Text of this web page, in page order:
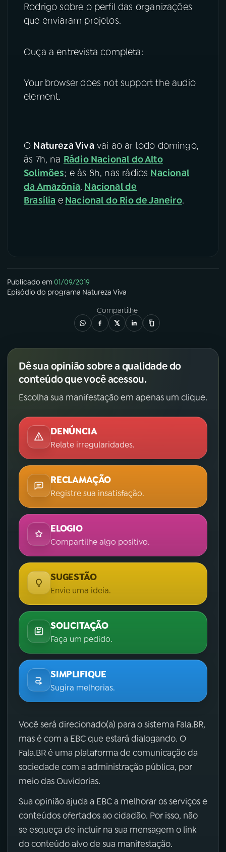
Rodrigo sobre o perfil das organizações
que enviaram projetos.
Ouça a entrevista completa:
Your browser does not support the audio
element.
O Natureza Viva vai ao ar todo domingo,
às 7h, na Rádio Nacional do Alto
Solimões; e às 8h, nas rádios Nacional
da Amazônia, Nacional de
Brasília e Nacional do Rio de Janeiro.
Publicado em01/09/2019
Episódio do programa Natureza Viva
Compartilhe
Dê sua opinião sobre a qualidade do
conteúdo que você acessou.
Escolha sua manifestação em apenas um clique.
DENÚNCIA
Relate irregularidades.
RECLAMAÇÃO
Registre sua insatisfação.
ELOGIO
Compartilhe algo positivo.
SUGESTÃO
Envie uma ideia.
SOLICITAÇÃO
Faça um pedido.
SIMPLIFIQUE
Sugira melhorias.
Você será direcionado(a) para o sistema Fala.BR,
mas é com a EBC que estará dialogando. O
Fala.BR é uma plataforma de comunicação da
sociedade com a administração pública, por
meio das Ouvidorias.
Sua opinião ajuda a EBC a melhorar os serviços e
conteúdos ofertados ao cidadão. Por isso, não
se esqueça de incluir na sua mensagem o link
do conteúdo alvo de sua manifestação.